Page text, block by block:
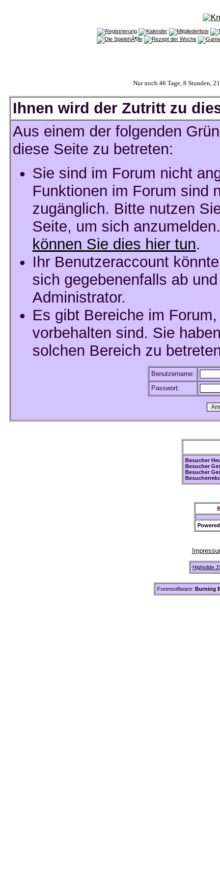
Nur noch 46 Tage, 8 Stunden,
Ihnen wird der Zutritt zu
Aus einem der folgenden
diese Seite zu betreten:
Sie sind im Forum nicht
Funktionen im Forum sind
zugänglich. Bitte nutzen
Seite, um sich
können Sie dies hier tun.
Ihr Benutzeraccount
sich gegebenenfalls ab
Administrator.
Es gibt Bereiche im
vorbehalten sind. Sie
solchen Bereich zu
Benutzername:
Passwort:
Besucher
Besucher
Besucher
Highslide
Forensoftware: Burning